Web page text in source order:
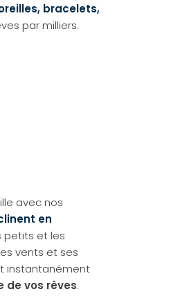
bracelets,
par milliers.
avec nos
en
petits et les
vents et ses
instantanément
de vos rêves.